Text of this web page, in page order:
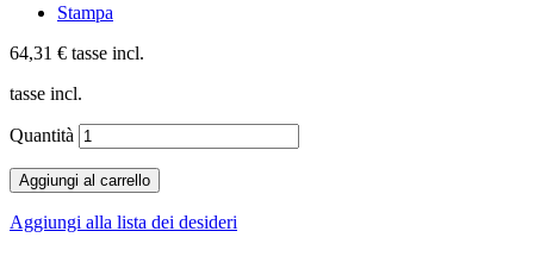
Stampa
64,31 € tasse incl.
tasse incl.
Quantità
Aggiungi al carrello
Aggiungi alla lista dei desideri